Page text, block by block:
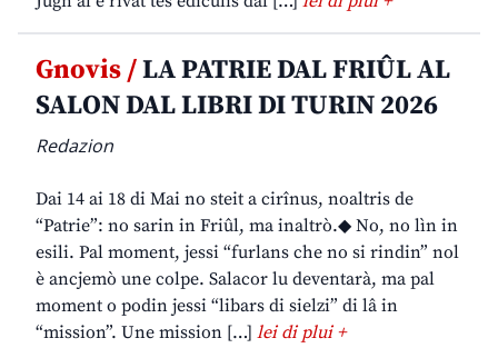
Gnovis /LA PATRIE DAL FRIÛL AL
SALON DAL LIBRI DI TURIN 2026
Redazion
Dai 14 ai 18 di Mai no steit a cirînus, noaltris de
“Patrie”: no sarin in Friûl, ma inaltrò.◆ No, no lìn in
esili. Pal moment, jessi “furlans che no si rindin” nol
è ancjemò une colpe. Salacor lu deventarà, ma pal
moment o podin jessi “libars di sielzi” di lâ in
“mission”. Une mission […] lei di plui +